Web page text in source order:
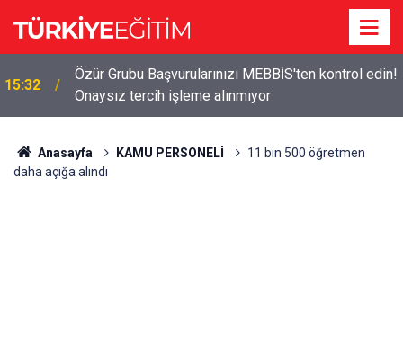
15:29
Öğretmen ve Sınıf seçimi kurayla! 16 kritere göre
sınıf dağıtımı yapılacak
Anasayfa KAMU PERSONELİ
11 bin 500 öğretmen
daha açığa alındı